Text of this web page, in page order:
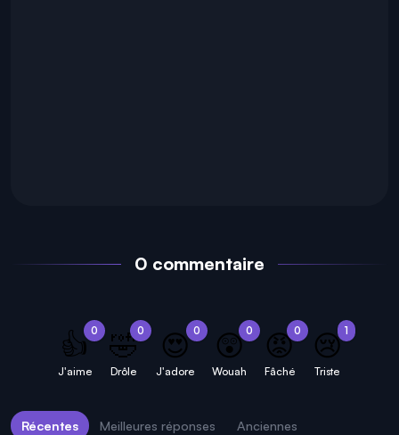
0 commentaire
0
👍
J'aime
0
🤣
Drôle
0
😍
J'adore
0
😲
Wouah
0
😡
Fâché
1
😢
Triste
Récentes Meilleures réponses Anciennes